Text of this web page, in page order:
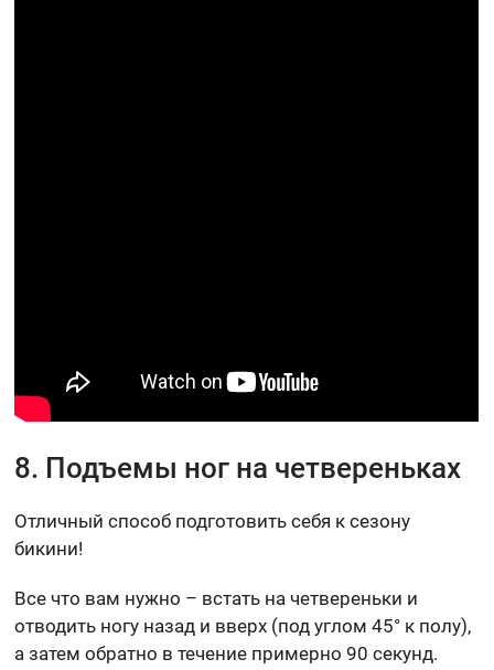
8. Подъемы ног на четвереньках
Отличный способ подготовить себя к сезону
бикини!
Все что вам нужно – встать на четвереньки и
отводить ногу назад и вверх (под углом 45° к полу),
а затем обратно в течение примерно 90 секунд.